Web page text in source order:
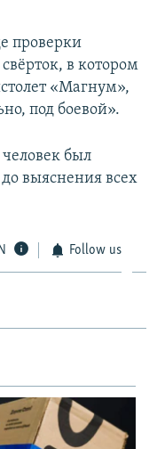
проверки
в котором
«Магнум»,
под боевой».
был
выяснения всех
Follow us